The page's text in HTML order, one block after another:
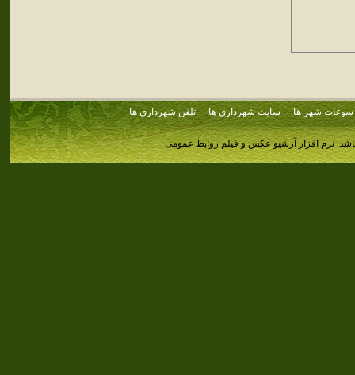
سوغات شهر ها سایت شهرداری ها تلفن شهرداری ها
نرم افزار آرشیو عکس و فیلم روابط عمومی